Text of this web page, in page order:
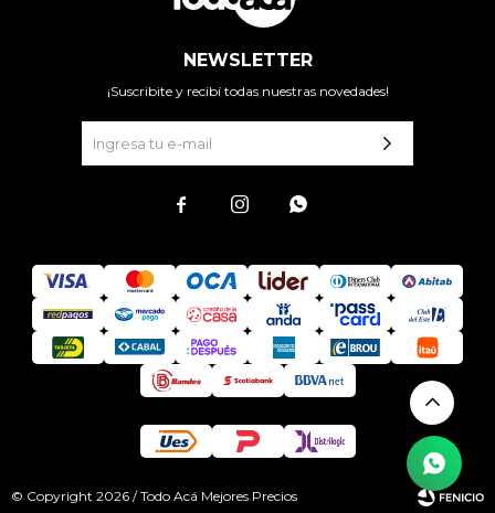
NEWSLETTER
¡Suscribite y recibí todas nuestras novedades!
  
© Copyright 2026 / Todo Acá Mejores Precios